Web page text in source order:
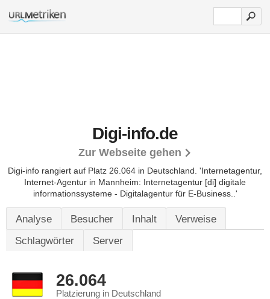
Digi-info.de
Zur Webseite gehen
Digi-info rangiert auf Platz 26.064 in Deutschland. 'Internetagentur,
Internet-Agentur in Mannheim: Internetagentur [di] digitale
informationssysteme - Digitalagentur für E-Business..'
Analyse Besucher Inhalt
Verweise
Schlagwörter
Server
26.064
Platzierung in Deutschland